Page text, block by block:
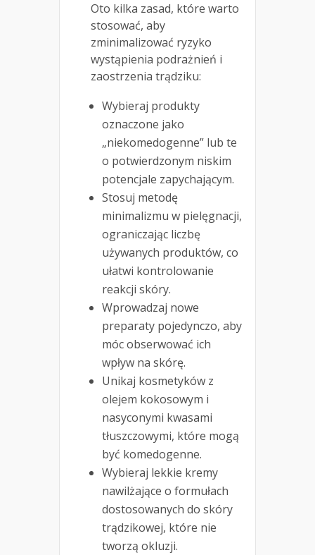
Oto kilka zasad, które warto
stosować, aby
zminimalizować ryzyko
wystąpienia podrażnień i
zaostrzenia trądziku:
Wybieraj produkty
oznaczone jako
„niekomedogenne” lub te
o potwierdzonym niskim
potencjale zapychającym.
Stosuj metodę
minimalizmu w pielęgnacji,
ograniczając liczbę
używanych produktów, co
ułatwi kontrolowanie
reakcji skóry.
Wprowadzaj nowe
preparaty pojedynczo, aby
móc obserwować ich
wpływ na skórę.
Unikaj kosmetyków z
olejem kokosowym i
nasyconymi kwasami
tłuszczowymi, które mogą
być komedogenne.
Wybieraj lekkie kremy
nawilżające o formułach
dostosowanych do skóry
trądzikowej, które nie
tworzą okluzji.